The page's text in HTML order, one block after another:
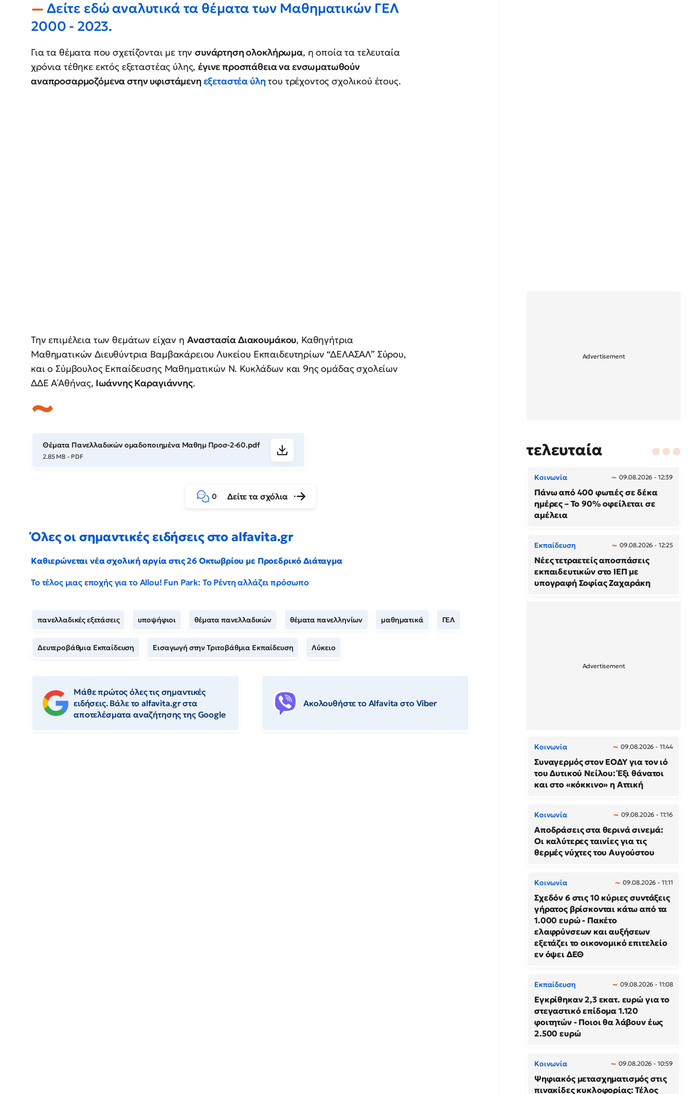
Δείτε εδώ αναλυτικά τα θέματα των Μαθηματικών ΓΕΛ
2000 - 2023.
Για τα θέματα που σχετίζονται με τηνσυνάρτηση ολοκλήρωμα, η οποία τα τελευταία
χρόνια τέθηκε εκτός εξεταστέας ύλης,έγινε προσπάθεια να ενσωματωθούν
αναπροσαρμοζόμενα στην υφιστάμενη εξεταστέα ύλη του τρέχοντος σχολικού έτους.
Την επιμέλεια των θεμάτων είχαν η Αναστασία Διακουμάκου, Καθηγήτρια
Μαθηματικών Διευθύντρια Βαμβακάρειου Λυκείου Εκπαιδευτηρίων “ΔΕΛΑΣΑΛ” Σύρου,
και ο Σύμβουλος Εκπαίδευσης Μαθηματικών Ν. Κυκλάδων και 9ης ομάδας σχολείων
ΔΔΕ Α΄Αθήνας, Ιωάννης Καραγιάννης.
Θέματα Πανελλαδικών ομαδοποιημένα Μαθημ Προσ-2-60.pdf
2.85 MB - PDF
0 Δείτε τα σχόλια
Όλες οι σημαντικές ειδήσεις στο alfavita.gr
Καθιερώνεται νέα σχολική αργία στις 26 Οκτωβρίου με Προεδρικό Διάταγμα
Το τέλος μιας εποχής για το Allou! Fun Park: Το Ρέντη αλλάζει πρόσωπο
πανελλαδικές εξετάσεις υποψήφιοι θέματα πανελλαδικών θέματα πανελληνίων μαθηματικά ΓΕΛ
Δευτεροβάθμια Εκπαίδευση Εισαγωγή στην Τριτοβάθμια Εκπαίδευση Λύκειο
Μάθε πρώτος όλες τις σημαντικές
ειδήσεις. Βάλε το alfavita.gr στα
αποτελέσματα αναζήτησης της Google
Ακολουθήστε το Αlfavita στο Viber
τελευταία
Κοινωνία 09.08.2026 - 12:39
Πάνω από 400 φωτιές σε δέκα
ημέρες – Το 90% οφείλεται σε
αμέλεια
Εκπαίδευση 09.08.2026 - 12:25
Νέες τετραετείς αποσπάσεις
εκπαιδευτικών στο ΙΕΠ με
υπογραφή Σοφίας Ζαχαράκη
Κοινωνία 09.08.2026 - 11:44
Συναγερμός στον ΕΟΔΥ για τον ιό
του Δυτικού Νείλου: Έξι θάνατοι
και στο «κόκκινο» η Αττική
Κοινωνία 09.08.2026 - 11:16
Αποδράσεις στα θερινά σινεμά:
Οι καλύτερες ταινίες για τις
θερμές νύχτες του Αυγούστου
Κοινωνία 09.08.2026 - 11:11
Σχεδόν 6 στις 10 κύριες συντάξεις
γήρατος βρίσκονται κάτω από τα
1.000 ευρώ - Πακέτο
ελαφρύνσεων και αυξήσεων
εξετάζει το οικονομικό επιτελείο
εν όψει ΔΕΘ
Εκπαίδευση 09.08.2026 - 11:08
Εγκρίθηκαν 2,3 εκατ. ευρώ για το
στεγαστικό επίδομα 1.120
φοιτητών - Ποιοι θα λάβουν έως
2.500 ευρώ
Κοινωνία 09.08.2026 - 10:59
Ψηφιακός μετασχηματισμός στις
πινακίδες κυκλοφορίας: Τέλος